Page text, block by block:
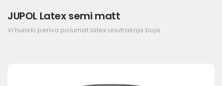
JUPOL Latex semi matt
Vrhunski periva polumat latex unutrašnja boja